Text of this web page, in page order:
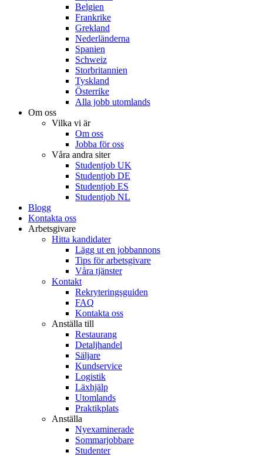
Belgien
Frankrike
Grekland
Nederländerna
Spanien
Schweiz
Storbritannien
Tyskland
Österrike
Alla jobb utomlands
Om oss
Vilka vi är
Om oss
Jobba för oss
Våra andra siter
Studentjob UK
Studentjob DE
Studentjob ES
Studentjob NL
Blogg
Kontakta oss
Arbetsgivare
Hitta kandidater
Lägg ut en jobbannons
Tips för arbetsgivare
Våra tjänster
Kontakt
Rekryteringsguiden
FAQ
Kontakta oss
Anställa till
Restaurang
Detaljhandel
Säljare
Kundservice
Logistik
Läxhjälp
Utomlands
Praktikplats
Anställa
Nyexaminerade
Sommarjobbare
Studenter